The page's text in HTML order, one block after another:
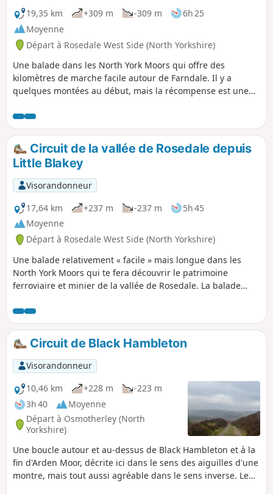
19,35 km
+309 m -309 m
6h 25
Moyenne
Départ à Rosedale West Side (North Yorkshire)
Une balade dans les North York Moors qui offre des
kilomètres de marche facile autour de Farndale. Il y a
quelques montées au début, mais la récompense est une
Circuit de la vallée de Rosedale depuis
Little Blakey
Visorandonneur
17,64 km
+237 m -237 m
5h 45
Moyenne
Départ à Rosedale West Side (North Yorkshire)
Une balade relativement « facile » mais longue dans les
North York Moors qui te fera découvrir le patrimoine
ferroviaire et minier de la vallée de Rosedale. La balade
environnantes.
Circuit de Black Hambleton
Visorandonneur
10,46 km
+228 m
-223 m
3h 40
Moyenne
Départ à Osmotherley (North
Yorkshire)
Une boucle autour et au-dessus de Black Hambleton et à la
fin d'Arden Moor, décrite ici dans le sens des aiguilles d'une
montre, mais tout aussi agréable dans le sens inverse. Le